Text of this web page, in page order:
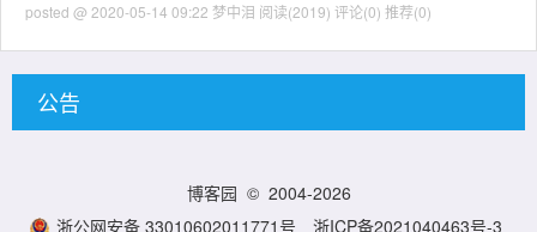
posted @ 2020-05-14 09:22 梦中泪 阅读(2019) 评论(0) 推荐(0)
公告
博客园 © 2004-2026
浙公网安备 33010602011771号
浙ICP备2021040463号-3